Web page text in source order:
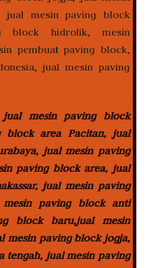
mesin paving block
block area Pacitan, jual
jual mesin paving
paving block area, jual
jual mesin paving
paving block anti
block baru,jual mesin
mesin paving block jogja,
tengah, jual mesin paving